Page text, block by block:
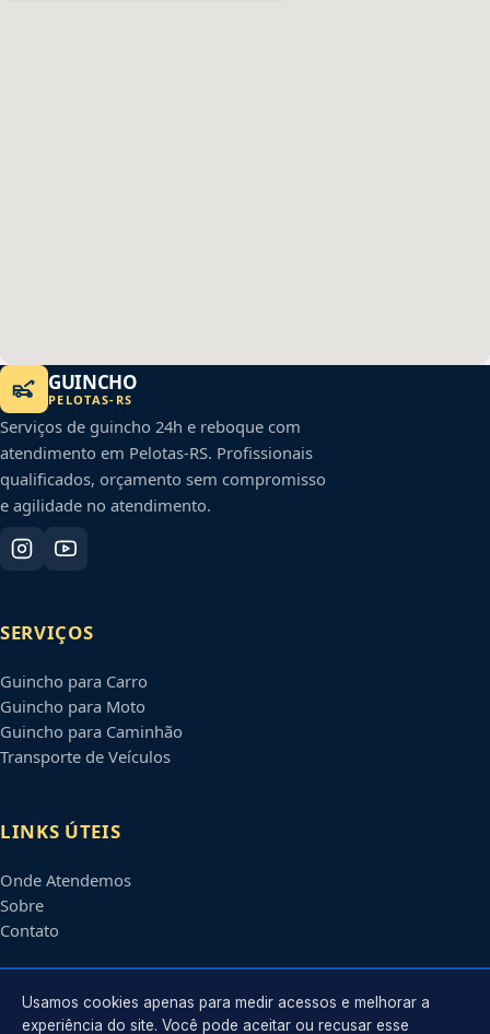
GUINCHO
PELOTAS- RS
Serviços de guincho 24h e reboque com
atendimento em Pelotas-RS. Profissionais
qualificados, orçamento sem compromisso
e agilidade no atendimento.
SERVIÇOS
Guincho para Carro
Guincho para Moto
Guincho para Caminhão
Transporte de Veículos
LINKS ÚTEIS
Onde Atendemos
Sobre
Contato
CONTATO
Usamos cookies apenas para medir acessos e melhorar a
experiência do site. Você pode aceitar ou recusar esse